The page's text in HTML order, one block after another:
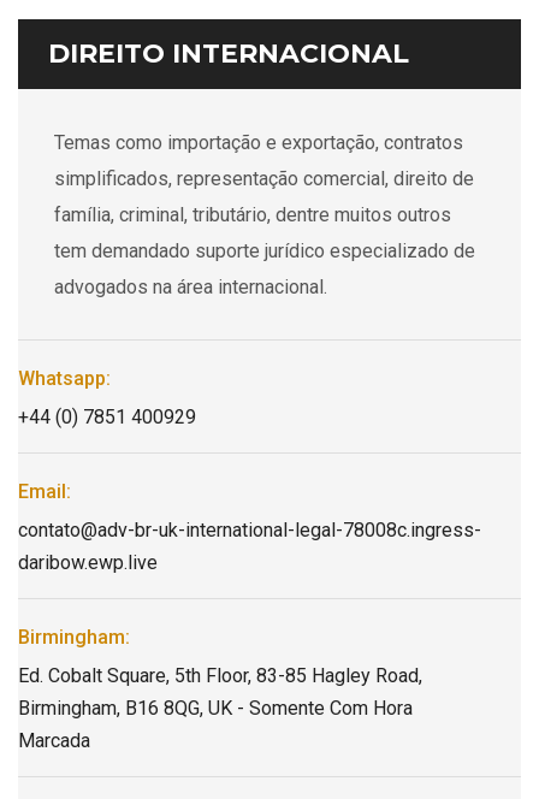
DIREITO INTERNACIONAL
Temas como importação e exportação, contratos
simplificados, representação comercial, direito de
família, criminal, tributário, dentre muitos outros
tem demandado suporte jurídico especializado de
advogados na área internacional.
Whatsapp:
+44 (0) 7851 400929
Email:
contato@adv-br-uk-international-legal-78008c.ingress-
daribow.ewp.live
Birmingham:
Ed. Cobalt Square, 5th Floor, 83-85 Hagley Road,
Birmingham, B16 8QG, UK - Somente Com Hora
Marcada